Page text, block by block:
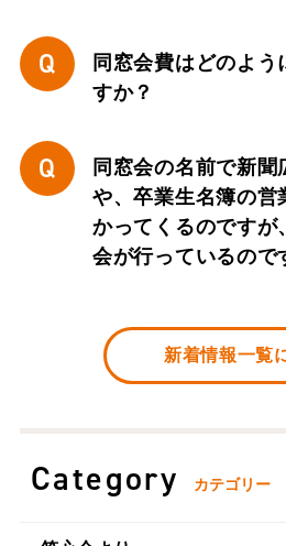
Q
同窓会費はどのよう
すか？
Q
同窓会の名前で新聞
や、卒業生名簿の営
かってくるのですが
会が行っているので
新着情報一覧
Category カテゴリー